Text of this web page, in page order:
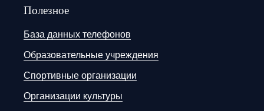
Полезное
База данных телефонов
Образовательные учреждения
Спортивные организации
Организации культуры